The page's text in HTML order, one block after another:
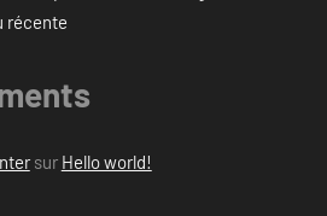
récente
sur Hello world!